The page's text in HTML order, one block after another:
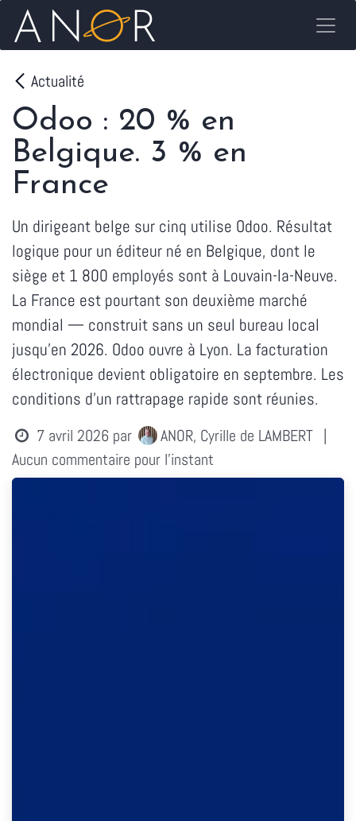
Se rendre au contenu
Actualité
Odoo : 20 % en
Belgique. 3 % en
France
Un dirigeant belge sur cinq utilise Odoo. Résultat
logique pour un éditeur né en Belgique, dont le
siège et 1 800 employés sont à Louvain-la-Neuve.
La France est pourtant son deuxième marché
mondial — construit sans un seul bureau local
jusqu'en 2026. Odoo ouvre à Lyon. La facturation
électronique devient obligatoire en septembre. Les
conditions d'un rattrapage rapide sont réunies.
7 avril 2026 par ANOR, Cyrille de LAMBERT |
Aucun commentaire pour l'instant